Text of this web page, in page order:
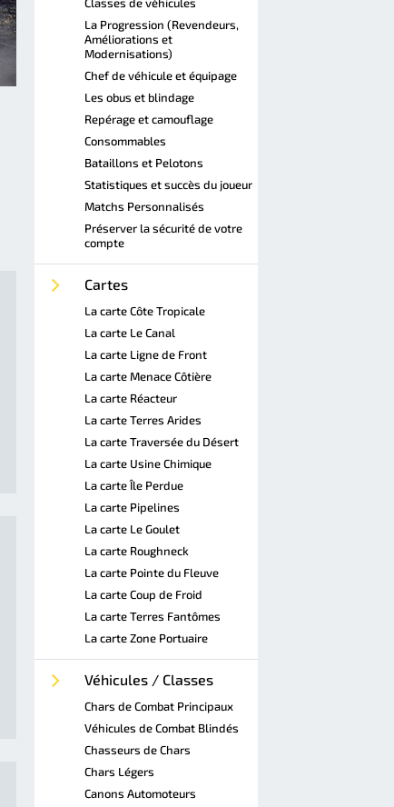
La Progression (Revendeurs,
Améliorations et
Modernisations)
Chef de véhicule et équipage
Les obus et blindage
Repérage et camouflage
Consommables
Bataillons et Pelotons
Statistiques et succès du joueur
Matchs Personnalisés
Préserver la sécurité de votre
compte
Cartes
La carte Côte Tropicale
La carte Le Canal
La carte Ligne de Front
La carte Menace Côtière
La carte Réacteur
La carte Terres Arides
La carte Traversée du Désert
La carte Usine Chimique
La carte Île Perdue
La carte Pipelines
La carte Le Goulet
La carte Roughneck
La carte Pointe du Fleuve
La carte Coup de Froid
La carte Terres Fantômes
La carte Zone Portuaire
Véhicules / Classes
Chars de Combat Principaux
Véhicules de Combat Blindés
Chasseurs de Chars
Chars Légers
Canons Automoteurs